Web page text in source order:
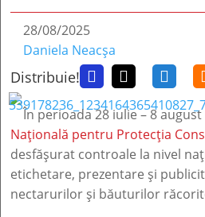
28/08/2025
Daniela Neacșa
Distribuie!   
În perioada 28 iulie – 8
Națională pentru Protecția
desfășurat controale la nivel
etichetare, prezentare și
nectarurilor și băuturilor